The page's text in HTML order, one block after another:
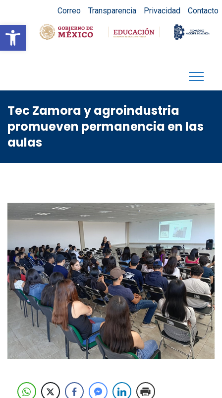
Abrir barra de herramientas
Correo Transparencia Privacidad Contacto
Tec Zamora y agroindustria
promueven permanencia en las
aulas